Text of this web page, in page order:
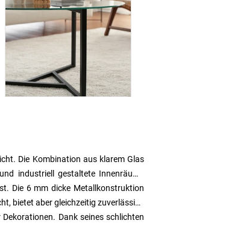
Die Kombination aus klarem Glas
industriell gestaltete Innenräume
Die 6 mm dicke Metallkonstruktion
bietet aber gleichzeitig zuverlässige
Dank seines schlichten